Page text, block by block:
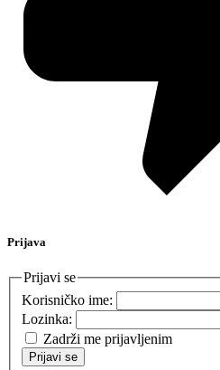
Prijava
Prijavi se
Korisničko ime:
Lozinka:
Zadrži me prijavljenim
Prijavi se